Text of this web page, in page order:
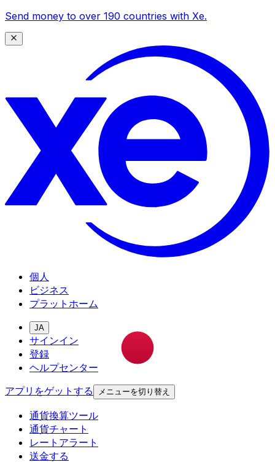
Send money to over 190 countries with Xe.
個人
ビジネス
プラットホーム
JA
サインイン
登録
ヘルプセンター
アプリをゲットする
メニューを切り替え
通貨換算ツール
通貨チャート
レートアラート
送金する